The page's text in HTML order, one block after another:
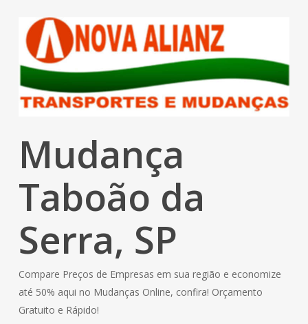
Mudança
Taboão da
Serra, SP
Compare Preços de Empresas em sua região e economize
até 50% aqui no Mudanças Online, confira! Orçamento
Gratuito e Rápido!